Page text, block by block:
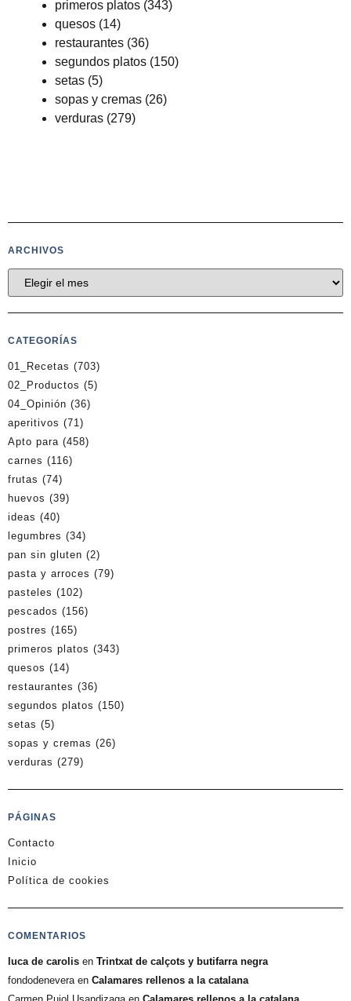
primeros platos (343)
quesos (14)
restaurantes (36)
segundos platos (150)
setas (5)
sopas y cremas (26)
verduras (279)
ARCHIVOS
CATEGORÍAS
01_Recetas (703)
02_Productos (5)
04_Opinión (36)
aperitivos (71)
Apto para (458)
carnes (116)
frutas (74)
huevos (39)
ideas (40)
legumbres (34)
pan sin gluten (2)
pasta y arroces (79)
pasteles (102)
pescados (156)
postres (165)
primeros platos (343)
quesos (14)
restaurantes (36)
segundos platos (150)
setas (5)
sopas y cremas (26)
verduras (279)
PÁGINAS
Contacto
Inicio
Política de cookies
COMENTARIOS
luca de carolis en Trintxat de calçots y butifarra negra
fondodeneveraen Calamares rellenos a la catalana